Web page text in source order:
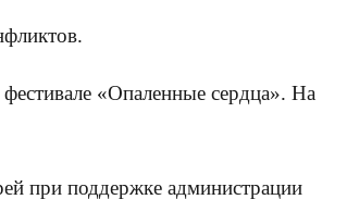
«Опаленные сердца». На
при поддержке администрации